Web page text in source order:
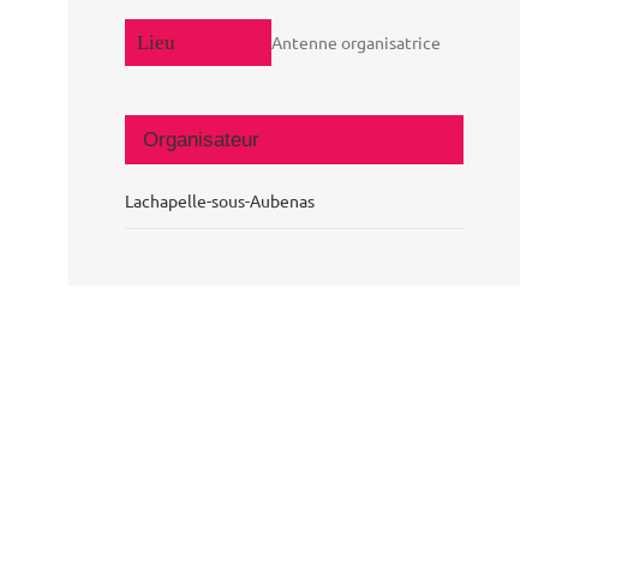
Antenne organisatrice
Organisateur
Lachapelle-sous-Aubenas